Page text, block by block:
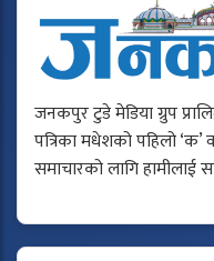
जनकपुर टुडे मेडिया ग्रुप
पत्रिका मधेशको पहिलो ‘क’
समाचारको लागि